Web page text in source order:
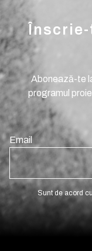
Abonează-te
programul
Email
Sunt de acord